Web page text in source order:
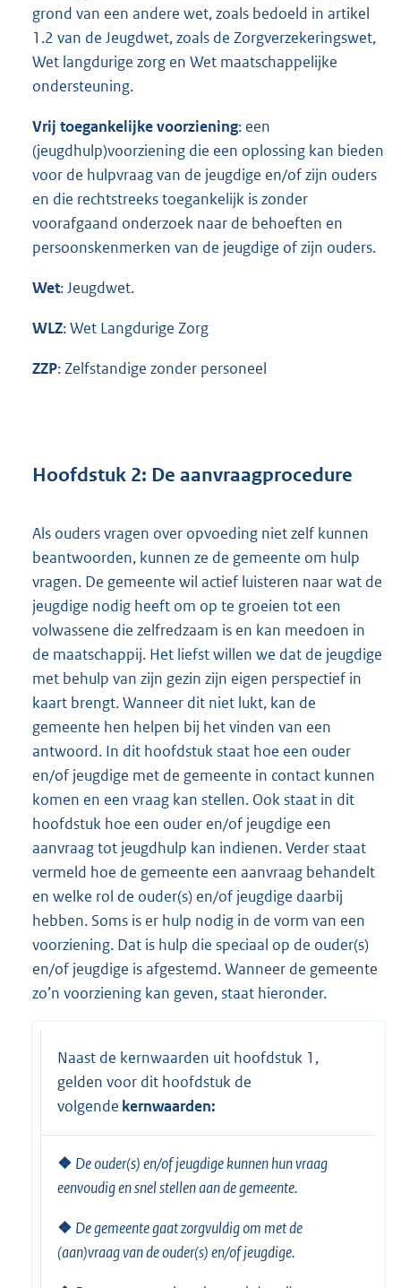
grond van een andere wet, zoals bedoeld in artikel
1.2 van de Jeugdwet, zoals de Zorgverzekeringswet,
Wet langdurige zorg en Wet maatschappelijke
ondersteuning.
Vrij toegankelijke voorziening: een
(jeugdhulp)voorziening die een oplossing kan bieden
voor de hulpvraag van de jeugdige en/of zijn ouders
en die rechtstreeks toegankelijk is zonder
voorafgaand onderzoek naar de behoeften en
persoonskenmerken van de jeugdige of zijn ouders.
Wet: Jeugdwet.
WLZ: Wet Langdurige Zorg
ZZP: Zelfstandige zonder personeel
Hoofdstuk 2: De aanvraagprocedure
Als ouders vragen over opvoeding niet zelf kunnen
beantwoorden, kunnen ze de gemeente om hulp
vragen. De gemeente wil actief luisteren naar wat de
jeugdige nodig heeft om op te groeien tot een
volwassene die zelfredzaam is en kan meedoen in
de maatschappij. Het liefst willen we dat de jeugdige
met behulp van zijn gezin zijn eigen perspectief in
kaart brengt. Wanneer dit niet lukt, kan de
gemeente hen helpen bij het vinden van een
antwoord. In dit hoofdstuk staat hoe een ouder
en/of jeugdige met de gemeente in contact kunnen
komen en een vraag kan stellen. Ook staat in dit
hoofdstuk hoe een ouder en/of jeugdige een
aanvraag tot jeugdhulp kan indienen. Verder staat
vermeld hoe de gemeente een aanvraag behandelt
en welke rol de ouder(s) en/of jeugdige daarbij
hebben. Soms is er hulp nodig in de vorm van een
voorziening. Dat is hulp die speciaal op de ouder(s)
en/of jeugdige is afgestemd. Wanneer de gemeente
zo’n voorziening kan geven, staat hieronder.
Naast de kernwaarden uit hoofdstuk 1,
gelden voor dit hoofdstuk de
volgende kernwaarden:
❖ De ouder(s) en/of jeugdige kunnen hun vraag
eenvoudig en snel stellen aan de gemeente.
❖ De gemeente gaat zorgvuldig om met de
(aan)vraag van de ouder(s) en/of jeugdige.